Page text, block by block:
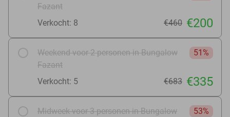
Fazant
Verkocht: 8 €460 €200
Weekend voor 2 personen in Bungalow
Fazant
51%
Verkocht: 5 €683 €335
Midweek voor 3 personen in Bungalow
53%